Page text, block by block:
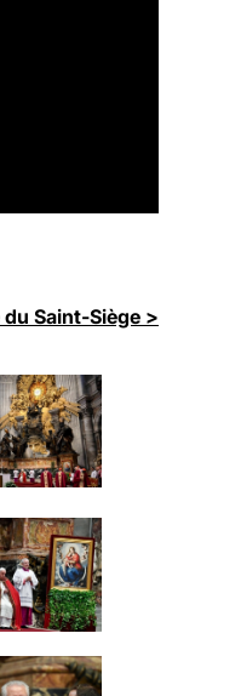
Saint-Siège >